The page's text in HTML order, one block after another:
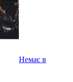
Немає в